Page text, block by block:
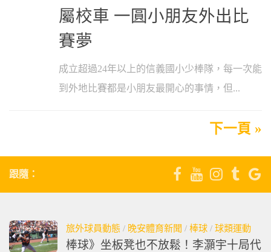
屬校車 一圓小朋友外出比
賽夢
成立超過24年以上的信義國小少棒隊，每一次能
到外地比賽都是小朋友最開心的事情，但...
下一頁 »
跟隨：
旅外球員動態 / 晚安體育新聞 / 棒球 / 球類運動
棒球》坐板凳也不放鬆！李灝宇十局代